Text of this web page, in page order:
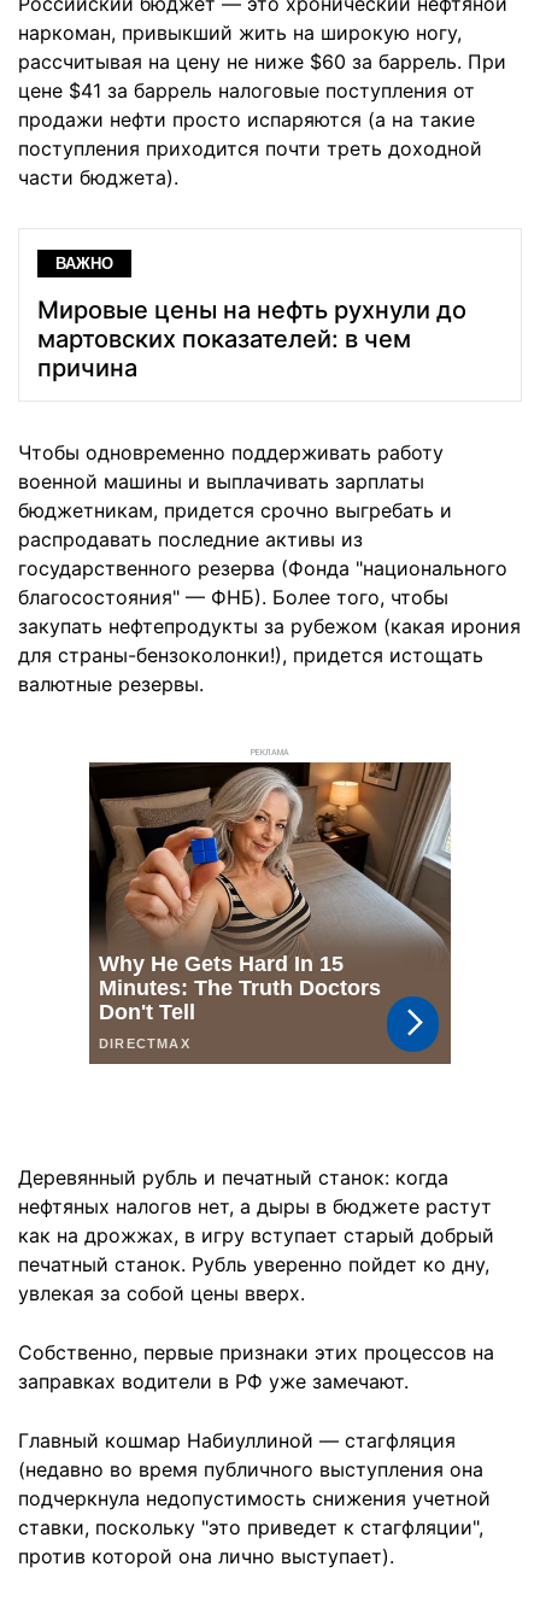
наркоман, привыкший жить на широкую ногу,
рассчитывая на цену не ниже $60 за баррель. При
цене $41 за баррель налоговые поступления от
продажи нефти просто испаряются (а на такие
поступления приходится почти треть доходной
части бюджета).
ВАЖНО
Мировые цены на нефть рухнули до
мартовских показателей: в чем
причина
Чтобы одновременно поддерживать работу
военной машины и выплачивать зарплаты
бюджетникам, придется срочно выгребать и
распродавать последние активы из
государственного резерва (Фонда "национального
благосостояния" — ФНБ). Более того, чтобы
закупать нефтепродукты за рубежом (какая ирония
для страны-бензоколонки!), придется истощать
валютные резервы.
РЕКЛАМА
Деревянный рубль и печатный станок: когда
нефтяных налогов нет, а дыры в бюджете растут
как на дрожжах, в игру вступает старый добрый
печатный станок. Рубль уверенно пойдет ко дну,
увлекая за собой цены вверх.
Собственно, первые признаки этих процессов на
заправках водители в РФ уже замечают.
Главный кошмар Набиуллиной — стагфляция
(недавно во время публичного выступления она
подчеркнула недопустимость снижения учетной
ставки, поскольку "это приведет к стагфляции",
против которой она лично выступает).